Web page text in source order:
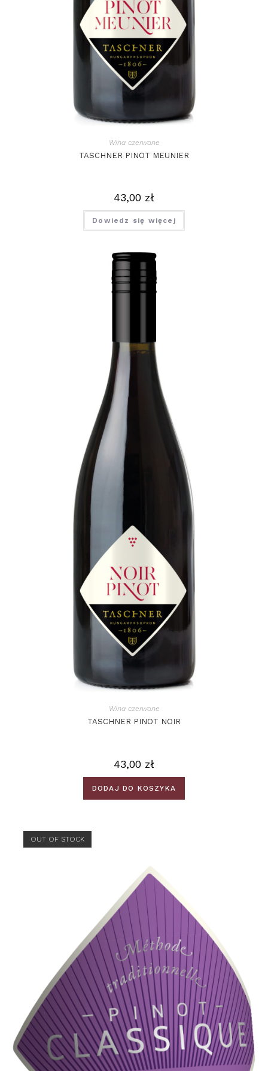
Wina czerwone
TASCHNER PINOT MEUNIER
43,00 zł
Dowiedz się więcej
Wina czerwone
TASCHNER PINOT NOIR
43,00 zł
DODAJ DO KOSZYKA
OUT OF STOCK